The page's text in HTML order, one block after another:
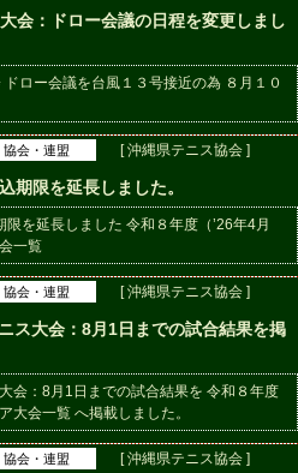
会：ドロー会議の日程を変更しまし
ロー会議を台風１３号接近の為 ８月１０
協会・連盟 [ 沖縄県テニス協会 ]
期限を延長しました。
を延長しました 令和８年度（’26年4月
一覧
協会・連盟 [ 沖縄県テニス協会 ]
ス大会：8月1日までの試合結果を掲
会：8月1日までの試合結果を 令和８年度
大会一覧 へ掲載しました。
協会・連盟 [ 沖縄県テニス協会 ]